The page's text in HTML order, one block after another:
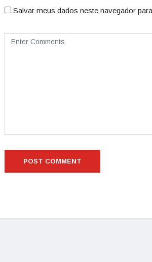
Salvar meus dados neste navegador